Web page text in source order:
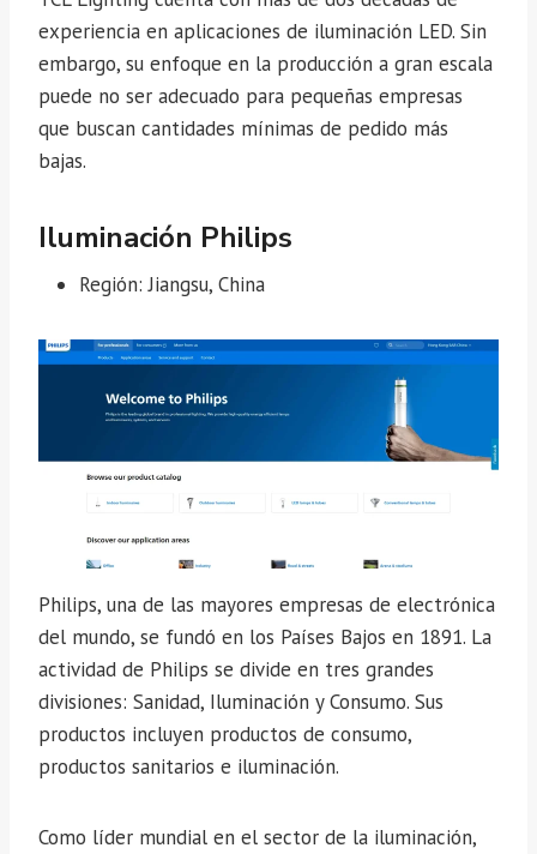
experiencia en aplicaciones de iluminación LED. Sin
embargo, su enfoque en la producción a gran escala
puede no ser adecuado para pequeñas empresas
que buscan cantidades mínimas de pedido más
bajas.
Iluminación Philips
Región: Jiangsu, China
Philips, una de las mayores empresas de electrónica
del mundo, se fundó en los Países Bajos en 1891. La
actividad de Philips se divide en tres grandes
divisiones: Sanidad, Iluminación y Consumo. Sus
productos incluyen productos de consumo,
productos sanitarios e iluminación.
Como líder mundial en el sector de la iluminación,